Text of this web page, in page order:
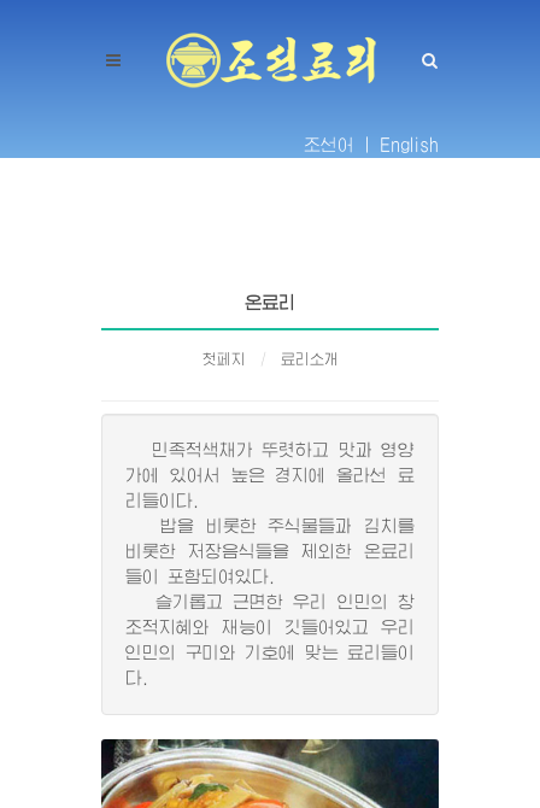
조선어 | English
온료리
첫페지 료리소개
민족적색채가 뚜렷하고 맛과 영양
가에 있어서 높은 경지에 올라선 료
리들이다.
밥을 비롯한 주식물들과 김치를
비롯한 저장음식들을 제외한 온료리
들이 포함되여있다.
슬기롭고 근면한 우리 인민의 창
조적지혜와 재능이 깃들어있고 우리
인민의 구미와 기호에 맞는 료리들이
다.